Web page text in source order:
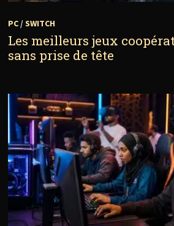
PC/SWITCH
Les meilleurs jeux
sans prise de tête